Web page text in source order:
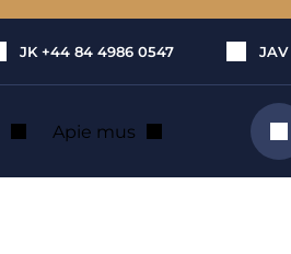
JK +44 84 4986 0547 JAV
Apie mus Ieškoti